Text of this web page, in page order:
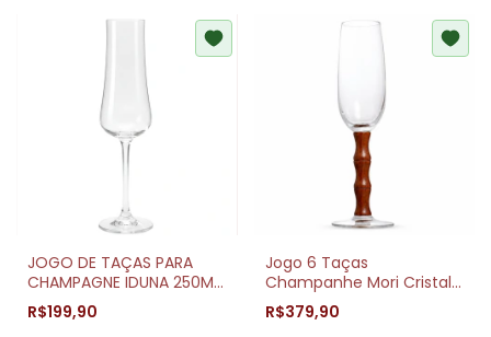
JOGO DE TAÇAS PARA
CHAMPAGNE IDUNA 250ML
CRISTAL ECOLÓGICO 6
PEÇAS
R$199,90
Jogo 6 Taças
Champanhe Mori Cristal
Ecológico Cabo Madeira
200ml
R$379,90